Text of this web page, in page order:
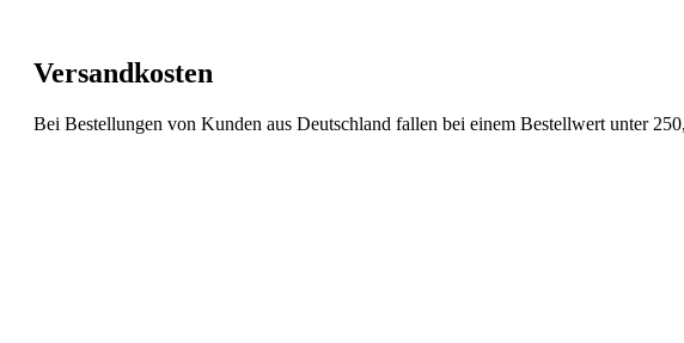
Versandkosten
Bei Bestellungen von Kunden aus Deutschland fallen bei einem Bestellwert unter